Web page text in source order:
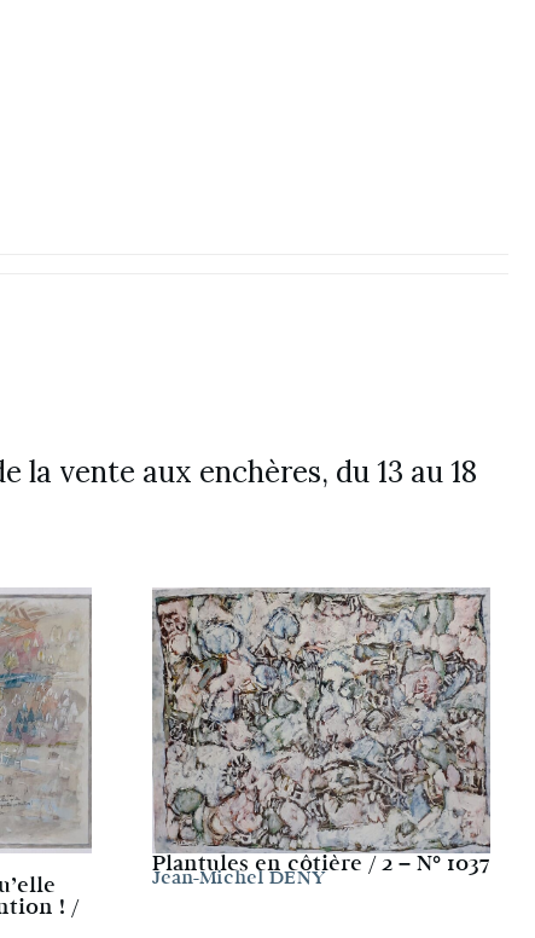
vente aux enchères, du 13 au 18
! /
Plantules en côtière / 2 – N° 1037
Jean-Michel DENY